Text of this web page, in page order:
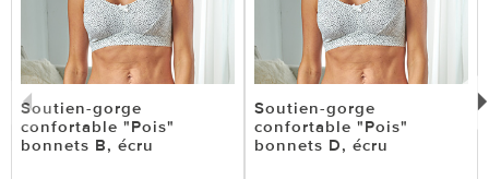
Soutien-gorge
confortable "Pois"
bonnets B, écru
Soutien-gorge
confortable "Pois"
bonnets D, écru